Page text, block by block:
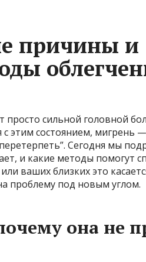
причины и
сильной головной
с этим состоянием, мигрень
Сегодня мы
и какие методы помогут
ваших близких это
проблему под новым углом.
она не